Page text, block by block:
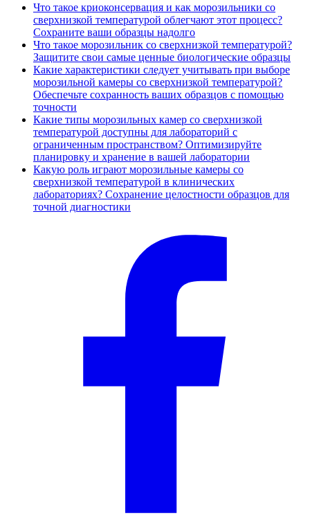
Что такое криоконсервация и как морозильники со
сверхнизкой температурой облегчают этот процесс?
Сохраните ваши образцы надолго
Что такое морозильник со сверхнизкой температурой?
Защитите свои самые ценные биологические образцы
Какие характеристики следует учитывать при выборе
морозильной камеры со сверхнизкой температурой?
Обеспечьте сохранность ваших образцов с помощью
точности
Какие типы морозильных камер со сверхнизкой
температурой доступны для лабораторий с
ограниченным пространством? Оптимизируйте
планировку и хранение в вашей лаборатории
Какую роль играют морозильные камеры со
сверхнизкой температурой в клинических
лабораториях? Сохранение целостности образцов для
точной диагностики